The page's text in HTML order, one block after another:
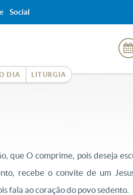
DIA LITURGIA
que O comprime, pois deseja
recebe o convite de um
fala ao coração do povo sedento.
Social